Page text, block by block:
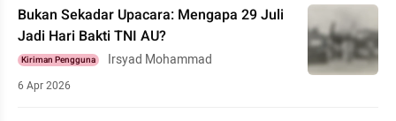
Bukan Sekadar Upacara: Mengapa 29 Juli
Jadi Hari Bakti TNI AU?
Kiriman Pengguna Irsyad Mohammad
6 Apr 2026